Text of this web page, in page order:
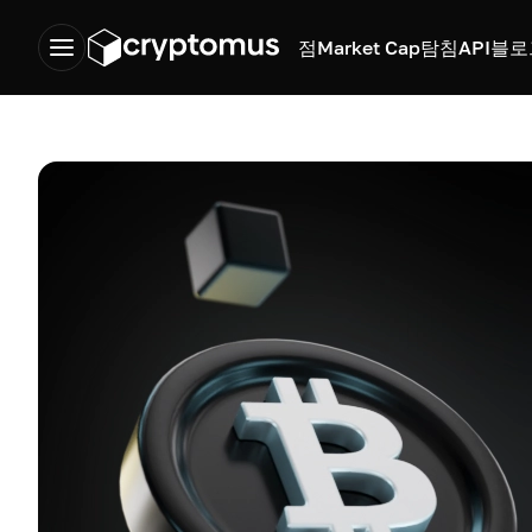
점Market Cap탐침API블